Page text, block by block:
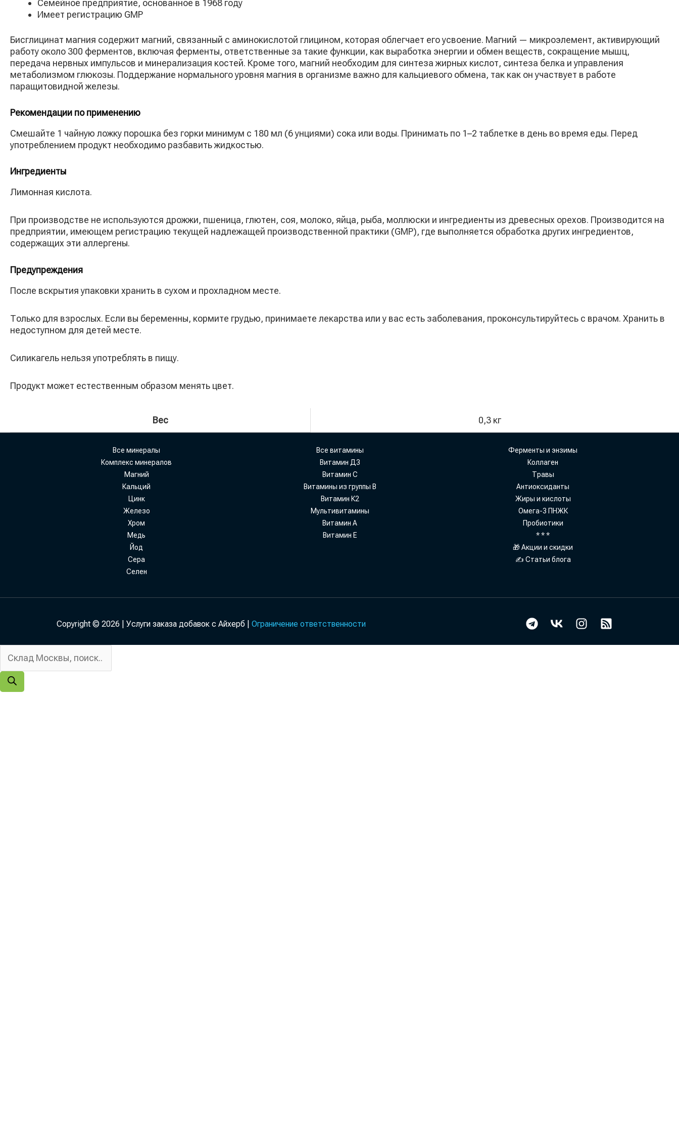
Семейное предприятие, основанное в 1968 году
Имеет регистрацию GMP
Бисглицинат магния содержит магний, связанный с аминокислотой глицином, которая облегчает его усвоение. Магний — микроэлемент, активирующий
работу около 300 ферментов, включая ферменты, ответственные за такие функции, как выработка энергии и обмен веществ, сокращение мышц,
передача нервных импульсов и минерализация костей. Кроме того, магний необходим для синтеза жирных кислот, синтеза белка и управления
метаболизмом глюкозы. Поддержание нормального уровня магния в организме важно для кальциевого обмена, так как он участвует в работе
паращитовидной железы.
Рекомендации по применению
Смешайте 1 чайную ложку порошка без горки минимум с 180 мл (6 унциями) сока или воды. Принимать по 1–2 таблетке в день во время еды. Перед
употреблением продукт необходимо разбавить жидкостью.
Ингредиенты
Лимонная кислота.
При производстве не используются дрожжи, пшеница, глютен, соя, молоко, яйца, рыба, моллюски и ингредиенты из древесных орехов. Производится на
предприятии, имеющем регистрацию текущей надлежащей производственной практики (GMP), где выполняется обработка других ингредиентов,
содержащих эти аллергены.
Предупреждения
После вскрытия упаковки хранить в сухом и прохладном месте.
Только для взрослых. Если вы беременны, кормите грудью, принимаете лекарства или у вас есть заболевания, проконсультируйтесь с врачом. Хранить в
недоступном для детей месте.
Силикагель нельзя употреблять в пищу.
Продукт может естественным образом менять цвет.
Вес 0,3 кг
Все минералы
Комплекс минералов
Магний
Кальций
Цинк
Железо
Хром
Медь
Йод
Сера
Селен
Все витамины
Витамин Д3
Витамин С
Витамины из группы В
Витамин К2
Мультивитамины
Витамин А
Витамин Е
Ферменты и энзимы
Коллаген
Травы
Антиоксиданты
Жиры и кислоты
Омега-3 ПНЖК
Пробиотики
* * *
🎁 Акции и скидки
✍ Статьи блога
Copyright © 2026 | Услуги заказа добавок с Айхерб | Ограничение ответственности